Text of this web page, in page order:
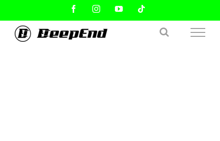
content
FacebookInstagramYouTube